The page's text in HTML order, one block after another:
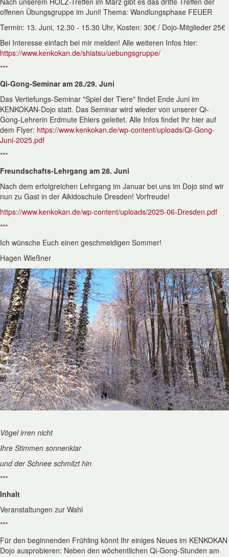
offenen Übungsgruppe im Juni! Thema: Wandlungsphase FEUER
Termin: 13. Juni, 12.30 - 15.30 Uhr, Kosten: 30€ / Dojo-Mitglieder 25€
Bei Interesse einfach bei mir melden! Alle weiteren Infos hier:
https://www.kenkokan.de/shiatsu/uebungsgruppe/
***
Qi-Gong-Seminar am 28./29. Juni
Das Vertiefungs-Seminar "Spiel der Tiere" findet Ende Juni im
KENKOKAN-Dojo statt. Das Seminar wird wieder von unserer Qi-
Gong-Lehrerin Erdmute Ehlers geleitet. Alle Infos findet Ihr hier auf
dem Flyer: https://www.kenkokan.de/wp-content/uploads/Qi-Gong-
Juni-2025.pdf
***
Freundschafts-Lehrgang am 28. Juni
Nach dem erfolgreichen Lehrgang im Januar bei uns im Dojo sind wir
nun zu Gast in der Aikidoschule Dresden! Vorfreude!
https://www.kenkokan.de/wp-content/uploads/2025-06-Dresden.pdf
***
Ich wünsche Euch einen geschmeidigen Sommer!
Hagen Wießner
Vögel irren nicht
Ihre Stimmen sonnenklar
und der Schnee schmilzt hin
***
Inhalt
Veranstaltungen zur Wahl
***
Für den beginnenden Frühling könnt Ihr einiges Neues im KENKOKAN
Dojo ausprobieren: Neben den wöchentlichen Qi-Gong-Stunden am